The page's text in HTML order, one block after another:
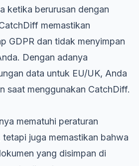
ketika berurusan dengan
memastikan
GDPR dan tidak menyimpan
Dengan adanya
data untuk EU/UK, Anda
saat menggunakan CatchDiff.
mematuhi peraturan
juga memastikan bahwa
yang disimpan di